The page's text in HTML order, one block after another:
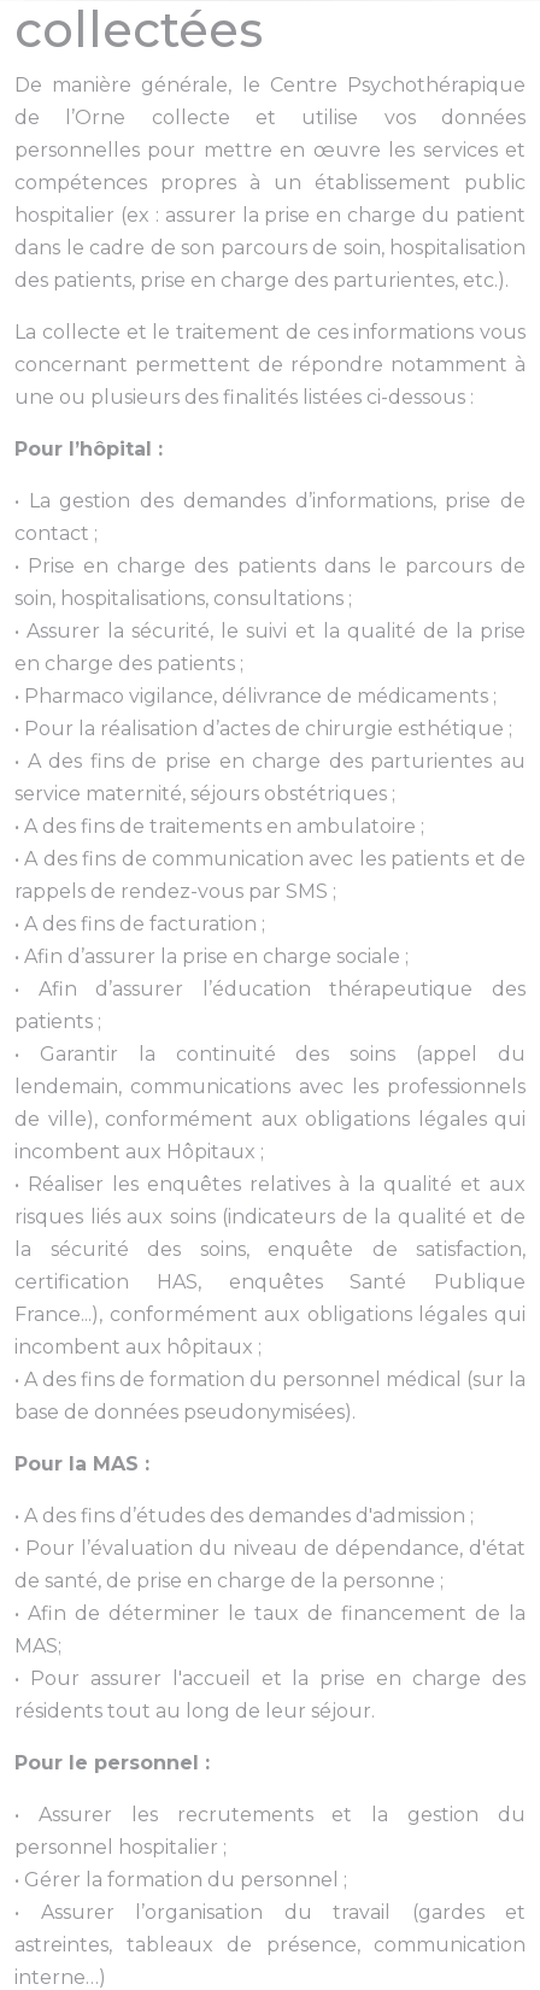
collectées
De manière générale, le Centre Psychothérapique
de l’Orne collecte et utilise vos données
personnelles pour mettre en œuvre les services et
compétences propres à un établissement public
hospitalier (ex : assurer la prise en charge du patient
dans le cadre de son parcours de soin, hospitalisation
des patients, prise en charge des parturientes, etc.).
La collecte et le traitement de ces informations vous
concernant permettent de répondre notamment à
une ou plusieurs des finalités listées ci-dessous :
Pour l’hôpital :
• La gestion des demandes d’informations, prise de
contact ;
• Prise en charge des patients dans le parcours de
soin, hospitalisations, consultations ;
• Assurer la sécurité, le suivi et la qualité de la prise
en charge des patients ;
• Pharmaco vigilance, délivrance de médicaments ;
• Pour la réalisation d’actes de chirurgie esthétique ;
• A des fins de prise en charge des parturientes au
service maternité, séjours obstétriques ;
• A des fins de traitements en ambulatoire ;
• A des fins de communication avec les patients et de
rappels de rendez-vous par SMS ;
• A des fins de facturation ;
• Afin d’assurer la prise en charge sociale ;
• Afin d’assurer l’éducation thérapeutique des
patients ;
• Garantir la continuité des soins (appel du
lendemain, communications avec les professionnels
de ville), conformément aux obligations légales qui
incombent aux Hôpitaux ;
• Réaliser les enquêtes relatives à la qualité et aux
risques liés aux soins (indicateurs de la qualité et de
la sécurité des soins, enquête de satisfaction,
certification HAS, enquêtes Santé Publique
France...), conformément aux obligations légales qui
incombent aux hôpitaux ;
• A des fins de formation du personnel médical (sur la
base de données pseudonymisées).
Pour la MAS :
• A des fins d’études des demandes d'admission ;
• Pour l’évaluation du niveau de dépendance, d'état
de santé, de prise en charge de la personne ;
• Afin de déterminer le taux de financement de la
MAS;
• Pour assurer l'accueil et la prise en charge des
résidents tout au long de leur séjour.
Pour le personnel :
• Assurer les recrutements et la gestion du
personnel hospitalier ;
• Gérer la formation du personnel ;
• Assurer l’organisation du travail (gardes et
astreintes, tableaux de présence, communication
interne…)